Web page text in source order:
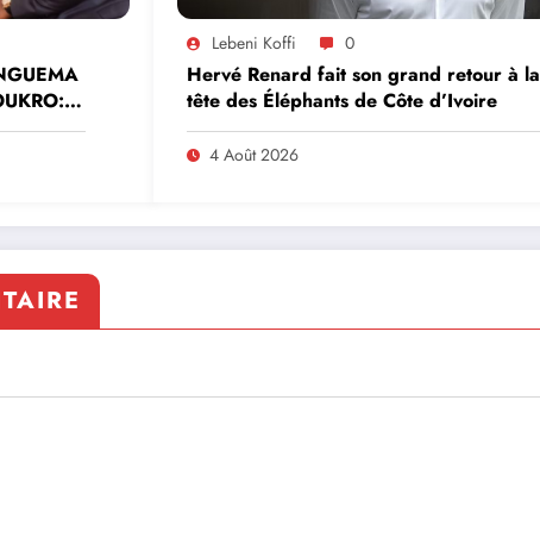
Lebeni Koffi 0
Hervé Renard fait son grand retour à la
tête des Éléphants de Côte d’Ivoire
4 Août 2026